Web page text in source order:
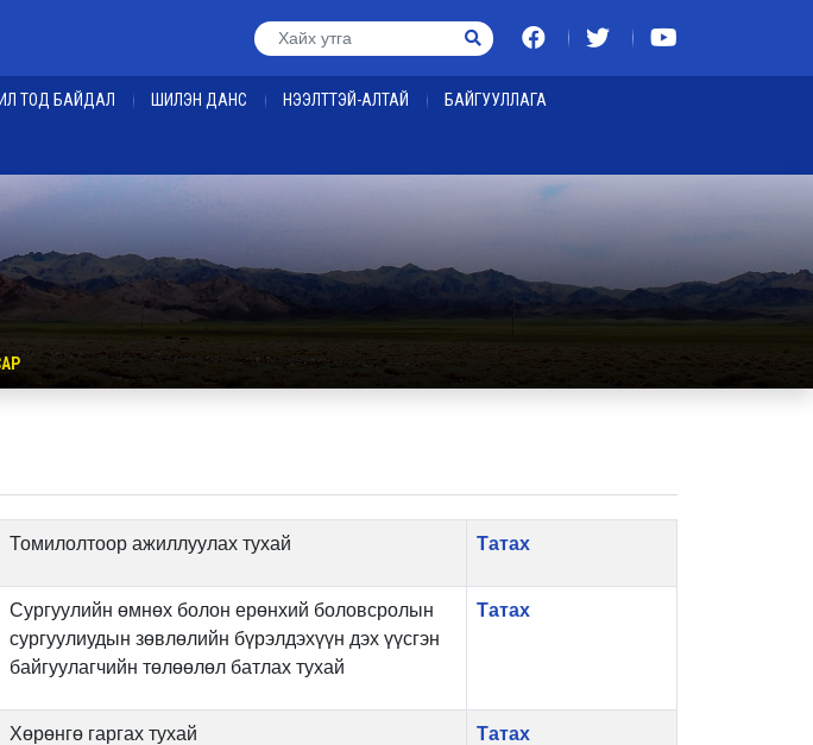
ИЛ ТОД БАЙДАЛ ШИЛЭН ДАНС НЭЭЛТТЭЙ-АЛТАЙ БАЙГУУЛЛАГА
Томилолтоор ажиллуулах тухай Татах
Сургуулийн өмнөх болон ерөнхий боловсролын
сургуулиудын зөвлөлийн бүрэлдэхүүн дэх үүсгэн
байгуулагчийн төлөөлөл батлах тухай
Татах
Хөрөнгө гаргах тухай Татах